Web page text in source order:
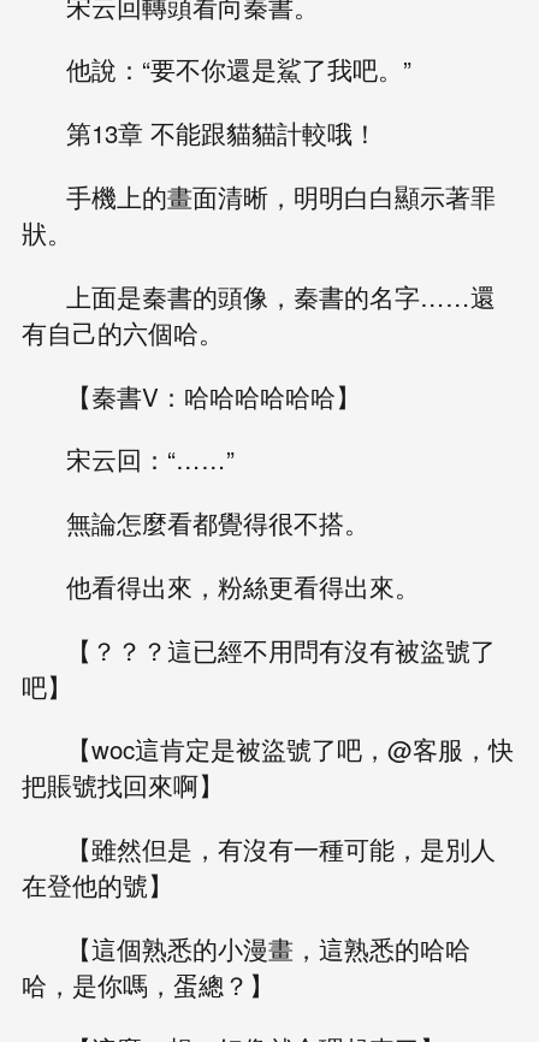
他說：“要不你還是鯊了我吧。”
第13章 不能跟貓貓計較哦！
手機上的畫面清晰，明明白白顯示著罪
狀。
上面是秦書的頭像，秦書的名字……還
有自己的六個哈。
【秦書V：哈哈哈哈哈哈】
宋云回：“……”
無論怎麼看都覺得很不搭。
他看得出來，粉絲更看得出來。
【？？？這已經不用問有沒有被盜號了
吧】
【woc這肯定是被盜號了吧，@客服，快
把賬號找回來啊】
【雖然但是，有沒有一種可能，是別人
在登他的號】
【這個熟悉的小漫畫，這熟悉的哈哈
哈，是你嗎，蛋總？】